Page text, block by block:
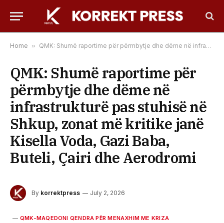
Home » QMK: Shumë raportime për përmbytje dhe dëme në infrastrukturë pas stuhisë në Shkup, zonat më kritike janë Kisella Voda, Gazi Baba, Buteli, Çairi dhe Aerodromi
QMK: Shumë raportime për
përmbytje dhe dëme në
infrastrukturë pas stuhisë në
Shkup, zonat më kritike janë
Kisella Voda, Gazi Baba,
Buteli, Çairi dhe Aerodromi
By korrektpress July 2, 2026
QMK-MAQEDONI QENDRA PËR MENAXHIM ME KRIZA